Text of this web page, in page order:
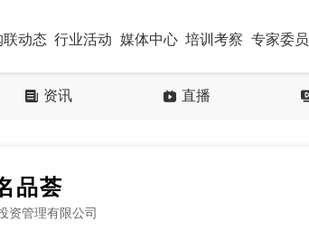
联动态 行业活动 媒体中心 培训考察 专家委员
资讯 直播
品荟
资管理有限公司